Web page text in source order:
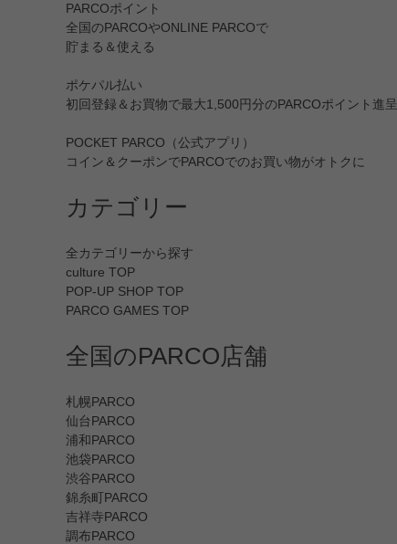
PARCOポイント
全国のPARCOやONLINE PARCOで
貯まる＆使える
ポケパル払い
初回登録＆お買物で最大1,500円分のPARCOポイント進呈
POCKET PARCO（公式アプリ）
コイン＆クーポンでPARCOでのお買い物がオトクに
カテゴリー
全カテゴリーから探す
culture TOP
POP-UP SHOP TOP
PARCO GAMES TOP
全国のPARCO店舗
札幌PARCO
仙台PARCO
浦和PARCO
池袋PARCO
渋谷PARCO
錦糸町PARCO
吉祥寺PARCO
調布PARCO